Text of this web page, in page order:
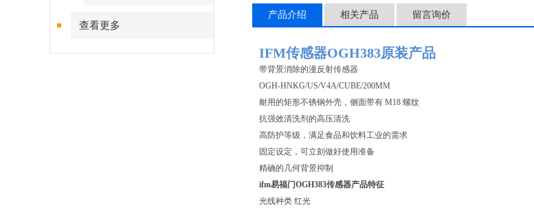
查看更多
产品介绍 相关产品 留言询价
IFM传感器OGH383原装产品
带背景消除的漫反射传感器
OGH-HNKG/US/V4A/CUBE/200MM
耐用的矩形不锈钢外壳，侧面带有 M18 螺纹
抗强效清洗剂的高压清洗
高防护等级，满足食品和饮料工业的需求
固定设定，可立刻做好使用准备
精确的几何背景抑制
ifm易福门OGH383传感器产品特征
光线种类 红光